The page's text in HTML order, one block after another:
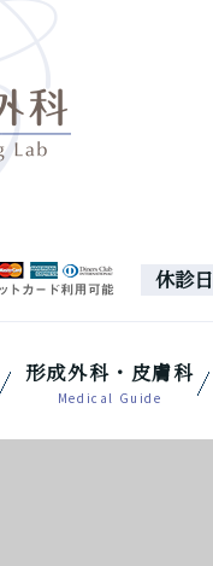
休診日
形成外科・皮膚科